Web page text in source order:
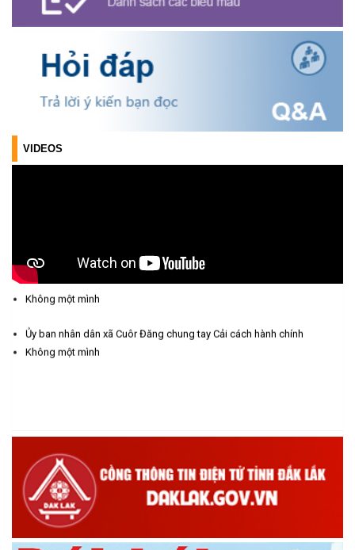
Xã Cuôr Đăng đã tổ chức lễ kỷ niệm 85 năm Ngày truyền thống
Người cao tuổi Việt Nam (06/06/1941-06/06/2026) và tổ
(05/06/2026)
PHÁT ĐỘNG THAM GIA CUỘC THI “ỨNG DỤNG TRÍ TUỆ NHÂN
TẠO VÀO CUỘC SỐNG – AI FOR LIFE 2026” TRÊN ĐỊA BÀN
(29/05/2026)
Chương trình đối thoại giữa lãnh đạo UBND xã với thanh niên,
thiếu nhi trên địa bàn xã năm 2026
(14/05/2026)
Chương trình kỷ niệm 85 năm ngày thành lập Đội TNTP Hồ Chí
Minh (15/05/1941 – 15/05/2026) và kỷ niệm 136 năm ngày
VIDEOS
Ủy ban nhân dân xã Cuôr Đăng chung tay Cải cách hành chính
Không một mình
Ủy ban nhân dân xã Cuôr Đăng chung tay Cải cách hành chính
Không một mình